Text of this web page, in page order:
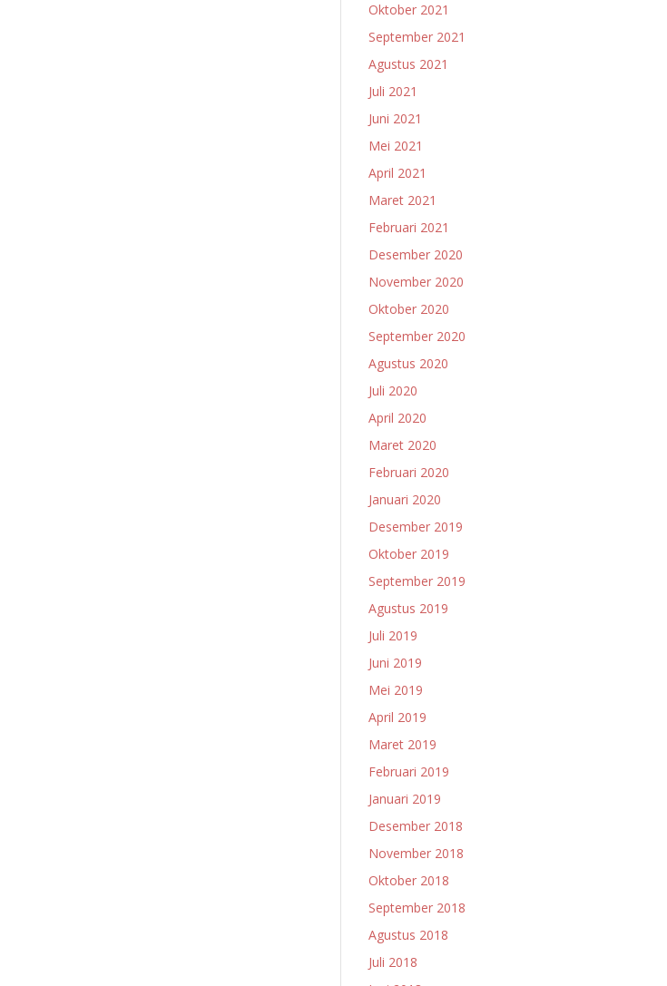
Oktober 2021
September 2021
Agustus 2021
Juli 2021
Juni 2021
Mei 2021
April 2021
Maret 2021
Februari 2021
Desember 2020
November 2020
Oktober 2020
September 2020
Agustus 2020
Juli 2020
April 2020
Maret 2020
Februari 2020
Januari 2020
Desember 2019
Oktober 2019
September 2019
Agustus 2019
Juli 2019
Juni 2019
Mei 2019
April 2019
Maret 2019
Februari 2019
Januari 2019
Desember 2018
November 2018
Oktober 2018
September 2018
Agustus 2018
Juli 2018